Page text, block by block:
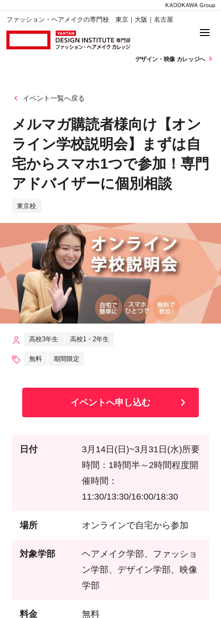
ファッション・ヘアメイクの専門校 東京｜大阪｜名古屋
デザイン・ 映像 カレッジへ
イベント一覧へ戻る
メルマガ購読者様向け【オン
ライン学校説明会】まずは自
宅からスマホ1つで参加！専門
アドバイザーに個別相談
東京校
高校3年生 高校1・2年生
無料 期間限定
イベントへ申し込む
日付
3月14日(日)~3月31日(水)所要
時間：1時間半～2時間程度開
催時間：
11:30/13:30/16:00/18:30
場所 オンラインで自宅から参加
対象学部
ヘアメイク学部、ファッショ
ン学部、デザイン学部、映像
学部
料金 無料